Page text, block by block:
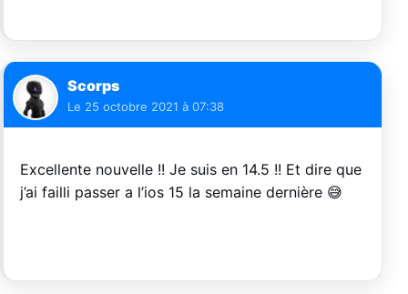
Scorps
Le 25 octobre 2021 à 07:38
Excellente nouvelle !! Je suis en 14.5 !! Et dire que
j’ai failli passer a l’ios 15 la semaine dernière 😅